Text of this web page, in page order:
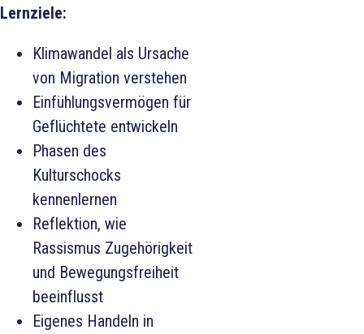
Lernziele:
Klimawandel als Ursache
von Migration verstehen
Einfühlungsvermögen für
Geflüchtete entwickeln
Phasen des
Kulturschocks
kennenlernen
Reflektion, wie
Rassismus Zugehörigkeit
und Bewegungsfreiheit
beeinflusst
Eigenes Handeln in